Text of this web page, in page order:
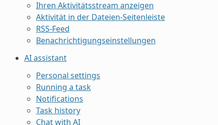
Ihren Aktivitätsstream anzeigen
Aktivität in der Dateien-Seitenleiste
RSS-Feed
Benachrichtigungseinstellungen
AI assistant
Personal settings
Running a task
Notifications
Task history
Chat with AI